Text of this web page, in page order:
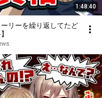
1:48:40
リーを繰り返してたど